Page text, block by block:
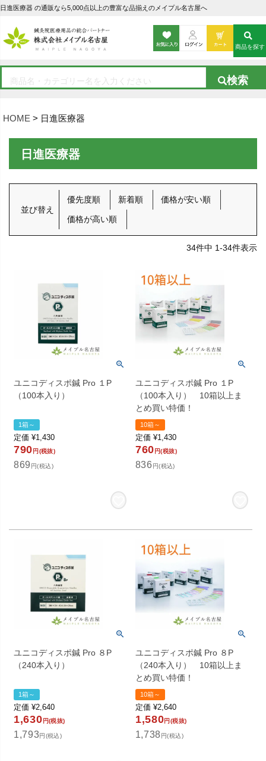
日進医療器 の通販なら5,000点以上の豊富な品揃えのメイプル名古屋へ
HOME 日進医療器
商品を探す
日進医療器
並び替え
優先度順 新着順 価格が安い順
価格が高い順
34件中 1-34件表示
ユニコディスポ鍼 Pro １P
（100本入り）
1箱～
定価 ¥1,430
790 円(税抜)
869 円(税込)
ユニコディスポ鍼 Pro １P
（100本入り） 10箱以上ま
とめ買い特価！
10箱～
定価 ¥1,430
760 円(税抜)
836 円(税込)
ユニコディスポ鍼 Pro ８P
（240本入り）
1箱～
定価 ¥2,640
1,630 円(税抜)
1,793円(税込)
ユニコディスポ鍼 Pro ８P
（240本入り） 10箱以上ま
とめ買い特価！
10箱～
定価 ¥2,640
1,580円(税抜)
1,738 円(税込)